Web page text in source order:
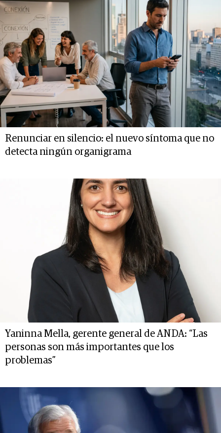
Renunciar en silencio: el nuevo síntoma que no
detecta ningún organigrama
Yaninna Mella, gerente general de ANDA: “Las
personas son más importantes que los
problemas”